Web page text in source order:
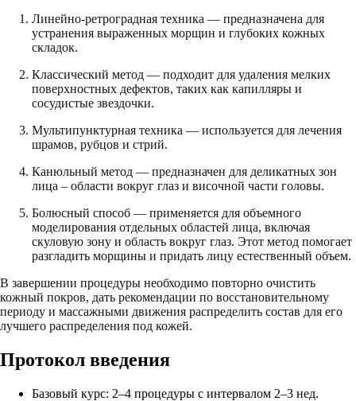
Линейно-ретроградная техника — предназначена для
устранения выраженных морщин и глубоких кожных
складок.
Классический метод — подходит для удаления мелких
поверхностных дефектов, таких как капилляры и
сосудистые звездочки.
Мультипунктурная техника — используется для лечения
шрамов, рубцов и стрий.
Канюльный метод — предназначен для деликатных зон
лица – области вокруг глаз и височной части головы.
Болюсный способ — применяется для объемного
моделирования отдельных областей лица, включая
скуловую зону и область вокруг глаз. Этот метод помогает
разгладить морщины и придать лицу естественный объем.
В завершении процедуры необходимо повторно очистить
кожный покров, дать рекомендации по восстановительному
периоду и массажными движения распределить состав для его
лучшего распределения под кожей.
Протокол введения
Базовый курс: 2–4 процедуры с интервалом 2–3 нед.